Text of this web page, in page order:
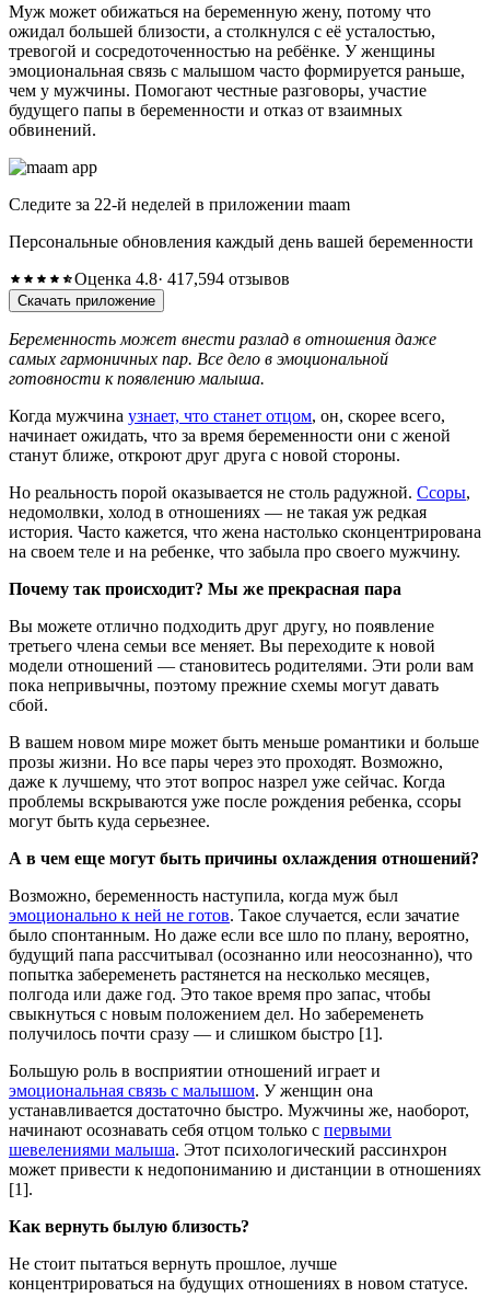
Муж может обижаться на беременную жену, потому что
ожидал большей близости, а столкнулся с её усталостью,
тревогой и сосредоточенностью на ребёнке. У женщины
эмоциональная связь с малышом часто формируется раньше,
чем у мужчины. Помогают честные разговоры, участие
будущего папы в беременности и отказ от взаимных
обвинений.
Следите за 22-й неделей в приложении maam
Персональные обновления каждый день вашей беременности
Оценка 4.8· 417,594 отзывов
Скачать приложение
Беременность может внести разлад в отношения даже
самых гармоничных пар. Все дело в эмоциональной
готовности к появлению малыша.
Когда мужчина узнает, что станет отцом, он, скорее всего,
начинает ожидать, что за время беременности они с женой
станут ближе, откроют друг друга с новой стороны.
Но реальность порой оказывается не столь радужной. Ссоры,
недомолвки, холод в отношениях — не такая уж редкая
история. Часто кажется, что жена настолько сконцентрирована
на своем теле и на ребенке, что забыла про своего мужчину.
Почему так происходит? Мы же прекрасная пара
Вы можете отлично подходить друг другу, но появление
третьего члена семьи все меняет. Вы переходите к новой
модели отношений — становитесь родителями. Эти роли вам
пока непривычны, поэтому прежние схемы могут давать
сбой.
В вашем новом мире может быть меньше романтики и больше
прозы жизни. Но все пары через это проходят. Возможно,
даже к лучшему, что этот вопрос назрел уже сейчас. Когда
проблемы вскрываются уже после рождения ребенка, ссоры
могут быть куда серьезнее.
А в чем еще могут быть причины охлаждения отношений?
Возможно, беременность наступила, когда муж был
эмоционально к ней не готов. Такое случается, если зачатие
было спонтанным. Но даже если все шло по плану, вероятно,
будущий папа рассчитывал (осознанно или неосознанно), что
попытка забеременеть растянется на несколько месяцев,
полгода или даже год. Это такое время про запас, чтобы
свыкнуться с новым положением дел. Но забеременеть
получилось почти сразу — и слишком быстро [1].
Большую роль в восприятии отношений играет и
эмоциональная связь с малышом. У женщин она
устанавливается достаточно быстро. Мужчины же, наоборот,
начинают осознавать себя отцом только с первыми
шевелениями малыша. Этот психологический рассинхрон
может привести к недопониманию и дистанции в отношениях
[1].
Как вернуть былую близость?
Не стоит пытаться вернуть прошлое, лучше
концентрироваться на будущих отношениях в новом статусе.